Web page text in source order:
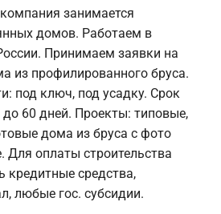
занимается
домов. Работаем в
Принимаем заявки на
из профилированного бруса.
под ключ, под усадку. Срок
до 60 дней. Проекты: типовые,
дома из бруса с фото
Для оплаты строительства
кредитные средства,
любые гос. субсидии.